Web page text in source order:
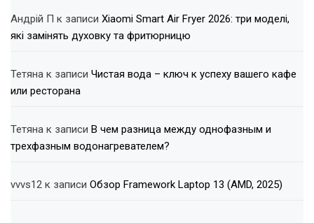
Андрій П к записи Xiaomi Smart Air Fryer 2026: три моделі,
які замінять духовку та фритюрницю
Тетяна к записи Чистая вода – ключ к успеху вашего кафе
или ресторана
Тетяна к записи В чем разница между однофазным и
трехфазным водонагревателем?
vvvs12 к записи Обзор Framework Laptop 13 (AMD, 2025)